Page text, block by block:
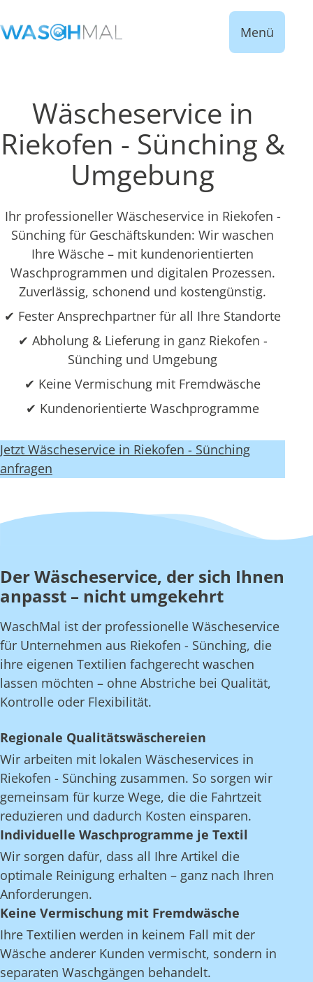
Menü
Wäscheservice in
Riekofen - Sünching &
Umgebung
Ihr professioneller Wäscheservice in Riekofen -
Sünching für Geschäftskunden: Wir waschen
Ihre Wäsche – mit kundenorientierten
Waschprogrammen und digitalen Prozessen.
Zuverlässig, schonend und kostengünstig.
✔ Fester Ansprechpartner für all Ihre Standorte
✔ Abholung & Lieferung in ganz Riekofen -
Sünching und Umgebung
✔ Keine Vermischung mit Fremdwäsche
✔ Kundenorientierte Waschprogramme
Jetzt Wäscheservice in Riekofen - Sünching
anfragen
Der Wäscheservice, der sich Ihnen
anpasst – nicht umgekehrt
WaschMal ist der professionelle Wäscheservice
für Unternehmen aus Riekofen - Sünching, die
ihre eigenen Textilien fachgerecht waschen
lassen möchten – ohne Abstriche bei Qualität,
Kontrolle oder Flexibilität.
Regionale Qualitätswäschereien
Wir arbeiten mit lokalen Wäscheservices in
Riekofen - Sünching zusammen. So sorgen wir
gemeinsam für kurze Wege, die die Fahrtzeit
reduzieren und dadurch Kosten einsparen.
Individuelle Waschprogramme je Textil
Wir sorgen dafür, dass all Ihre Artikel die
optimale Reinigung erhalten – ganz nach Ihren
Anforderungen.
Keine Vermischung mit Fremdwäsche
Ihre Textilien werden in keinem Fall mit der
Wäsche anderer Kunden vermischt, sondern in
separaten Waschgängen behandelt.